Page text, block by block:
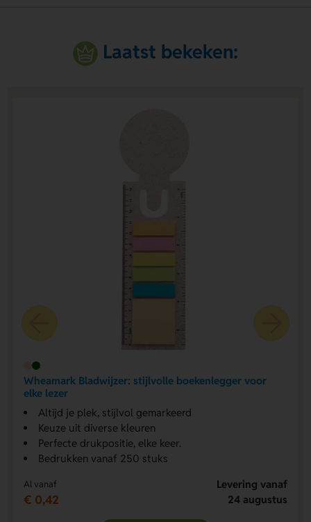
Laatst bekeken:
Wheamark Bladwijzer: stijlvolle boekenlegger voor
elke lezer
Altijd je plek, stijlvol gemarkeerd
Keuze uit diverse kleuren
Perfecte drukpositie, elke keer.
Bedrukken vanaf 250 stuks
Al vanaf
€ 0,42
Levering vanaf
24 augustus